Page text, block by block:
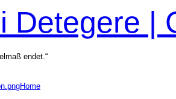
Detegere |
endet.“
Home